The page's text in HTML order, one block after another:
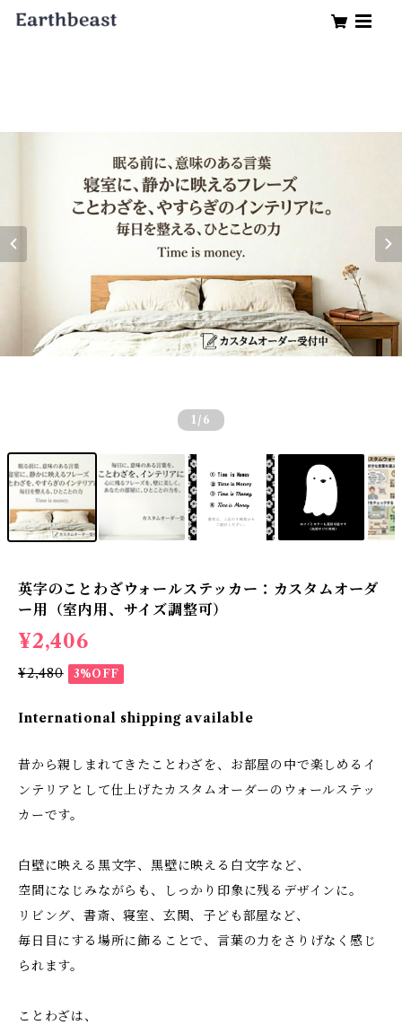
1 /6
英字のことわざウォールステッカー：カスタムオーダ
ー用（室内用、サイズ調整可）
¥2,406
¥2,480 3%OFF
International shipping available
昔から親しまれてきたことわざを、お部屋の中で楽しめるイ
ンテリアとして仕上げたカスタムオーダーのウォールステッ
カーです。
白壁に映える黒文字、黒壁に映える白文字など、
空間になじみながらも、しっかり印象に残るデザインに。
リビング、書斎、寝室、玄関、子ども部屋など、
毎日目にする場所に飾ることで、言葉の力をさりげなく感じ
られます。
ことわざは、